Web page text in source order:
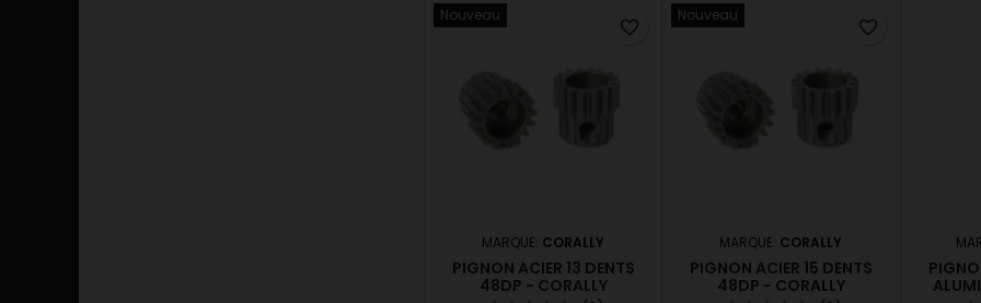
Nouveau
MARQUE: CORALLY
PIGNON ACIER 13 DENTS
48DP - CORALLY
favorite_border
Nouveau
MARQUE: CORALLY
PIGNON ACIER 15 DENTS
48DP - CORALLY
favorite_border